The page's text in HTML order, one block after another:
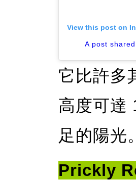
View this post on
A post
它比許多
高度可達
足的陽光。
Prickly